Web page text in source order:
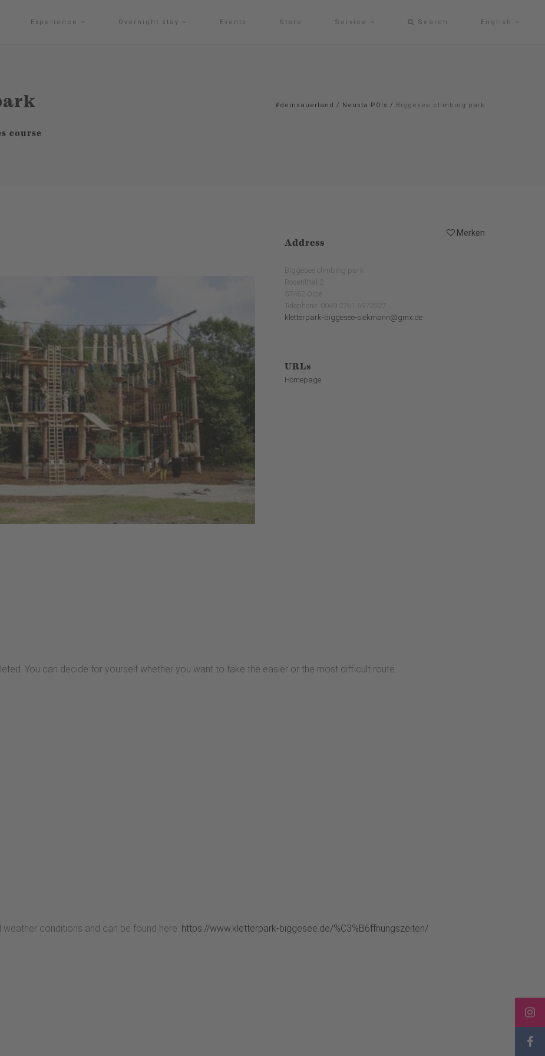
Experience Overnight stay Events Store Service Search English
course
#deinsauerland / Neusta POIs / Biggesee climbing park
Merken
Address
Biggesee climbing park
Rosenthal 2
57462 Olpe
Telephone: 0049 2761 6972527
kletterpark-biggesee-siekmann@gmx.de
URLs
Homepage
You can decide for yourself whether you want to take the easier or the most difficult route.
conditions and can be found here: https://www.kletterpark-biggesee.de/%C3%B6ffnungszeiten/